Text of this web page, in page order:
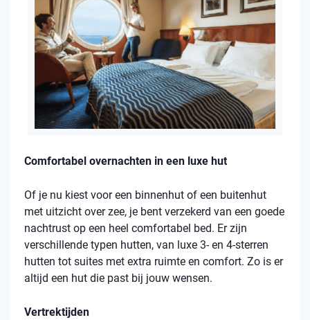
Comfortabel overnachten in een luxe hut
Of je nu kiest voor een binnenhut of een buitenhut
met uitzicht over zee, je bent verzekerd van een goede
nachtrust op een heel comfortabel bed. Er zijn
verschillende typen hutten, van luxe 3- en 4-sterren
hutten tot suites met extra ruimte en comfort. Zo is er
altijd een hut die past bij jouw wensen.
Vertrektijden